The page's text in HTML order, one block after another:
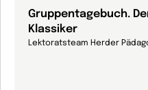
Gruppentagebuch.
Klassiker
Lektoratsteam Herder